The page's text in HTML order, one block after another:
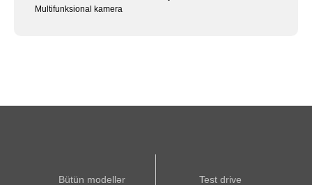
Multifunksional kamera
Bütün modellər Test drive